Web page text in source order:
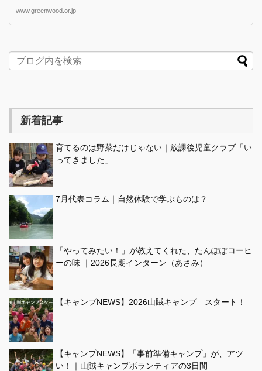
www.greenwood.or.jp
新着記事
育てるのは野菜だけじゃない｜放課後児童クラブ「い
ってきました」
7月代表コラム｜自然体験で学ぶものは？
「やってみたい！」が教えてくれた、たんぽぽコーヒ
ーの味 ｜2026長期インターン（あさみ）
【キャンプNEWS】2026山賊キャンプ スタート！
【キャンプNEWS】「事前準備キャンプ」が、アツ
い！｜山賊キャンプボランティアの3日間